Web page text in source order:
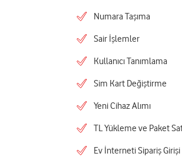
Numara Taşıma
Sair İşlemler
Kullanıcı Tanımlama
Sim Kart Değiştirme
Yeni Cihaz Alımı
TL Yükleme ve Paket
Ev İnterneti Sipariş Girişi